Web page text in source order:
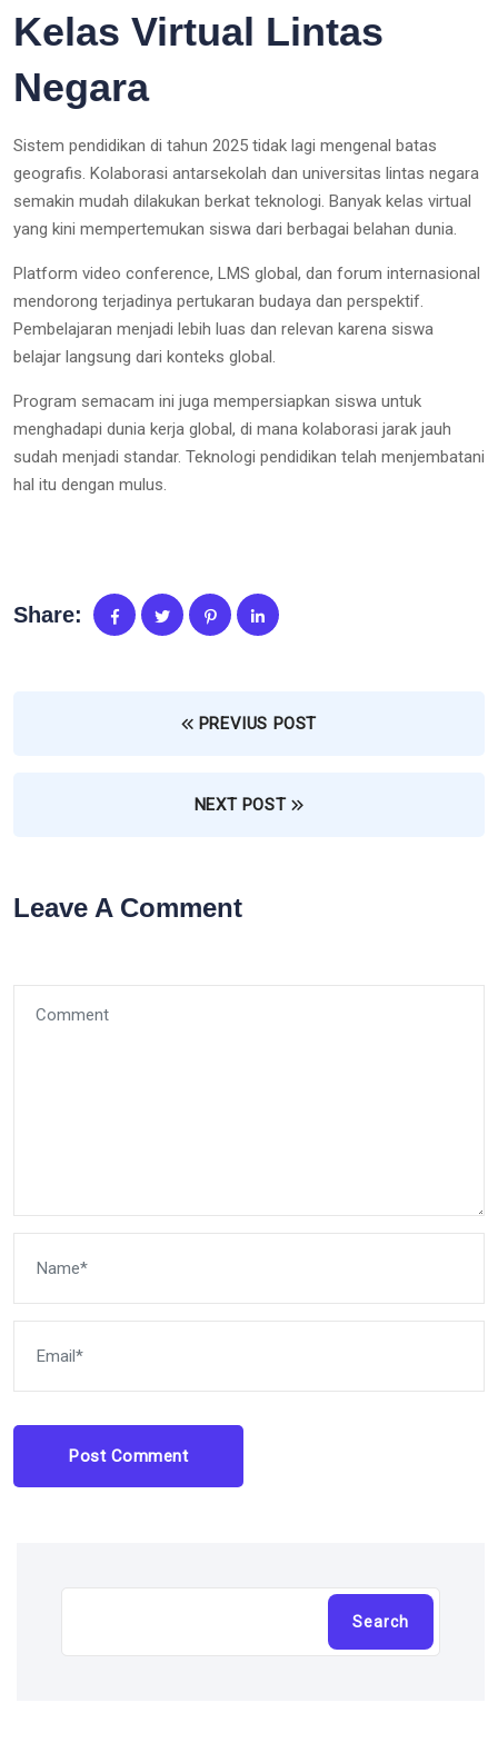
Kelas Virtual Lintas
Negara
Sistem pendidikan di tahun 2025 tidak lagi mengenal batas
geografis. Kolaborasi antarsekolah dan universitas lintas negara
semakin mudah dilakukan berkat teknologi. Banyak kelas virtual
yang kini mempertemukan siswa dari berbagai belahan dunia.
Platform video conference, LMS global, dan forum internasional
mendorong terjadinya pertukaran budaya dan perspektif.
Pembelajaran menjadi lebih luas dan relevan karena siswa
belajar langsung dari konteks global.
Program semacam ini juga mempersiapkan siswa untuk
menghadapi dunia kerja global, di mana kolaborasi jarak jauh
sudah menjadi standar. Teknologi pendidikan telah menjembatani
hal itu dengan mulus.
Share:
PREVIUS POST
NEXT POST
Leave A Comment
Post Comment
Cari
Search